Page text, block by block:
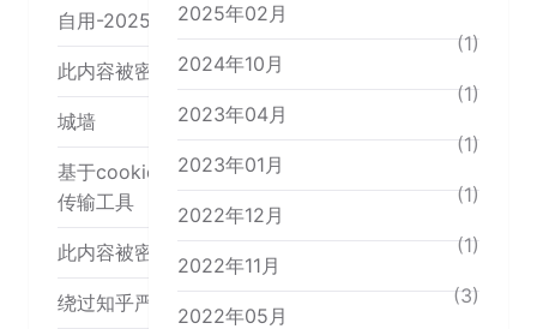
自用-20250206
此内容被密码保护
城墙
基于cookie cloud 搭一个时时文本
传输工具
此内容被密码保护
绕过知乎严选
2025年02月
(1)
2024年10月
(1)
2023年04月
(1)
2023年01月
(1)
2022年12月
(1)
2022年11月
(3)
2022年05月